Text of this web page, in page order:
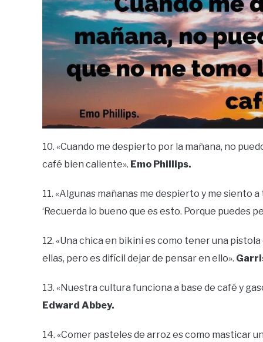
10. «Cuando me despierto por la mañana, no
café bien caliente». Emo Phillips.
11. «Algunas mañanas me despierto y me siento
‘Recuerda lo bueno que es esto. Porque puedes
12. «Una chica en bikini es como tener una
ellas, pero es difícil dejar de pensar en ello».
13. «Nuestra cultura funciona a base de café y
Edward Abbey.
14. «Comer pasteles de arroz es como masticar